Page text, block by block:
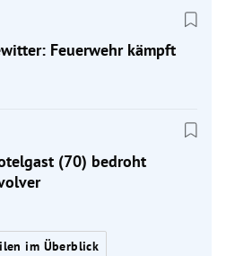
Feuerwehr kämpft
(70) bedroht
im Überblick